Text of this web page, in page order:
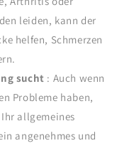
leiden, kann der
helfen, Schmerzen
sucht : Auch wenn
Probleme haben,
allgemeines
angenehmes und